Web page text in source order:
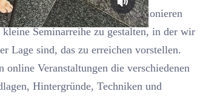
getrennt voneinander funktionieren
Seminarreihe zu gestalten, in der wir
Lage sind, das zu erreichen vorstellen.
Veranstaltungen die verschiedenen
Hintergründe, Techniken und